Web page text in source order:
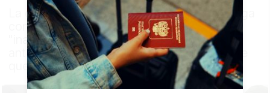
La delegada municipal Carmen Collado carga
contra la Junta por una situación
"inadmisible". "Hay positivos con test de
antígenos a los que luego no hay manera de
que les hagan PCR", ha denunciado